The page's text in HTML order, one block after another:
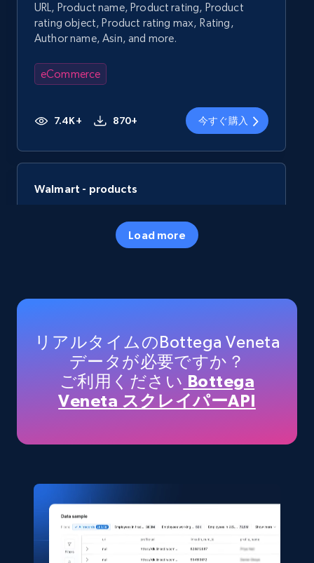
URL, Product name, Product rating, Product
rating object, Product rating max, Rating,
Author name, Asin, and more.
eCommerce
7.4K+ 870+ 今すぐ購入
Walmart - products
Specifications, Image urls, Top reviews, and
TikTok Shop
URL, Title, Available, Description, Currency, Initial
5.4K+
Load more
リアルタイムのBottega Veneta
データが必要ですか？
ご利用ください Bottega
Veneta スクレイパーAPI